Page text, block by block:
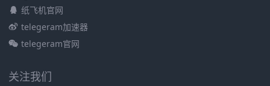
纸飞机官网
telegeram加速器
telegeram官网
关注我们